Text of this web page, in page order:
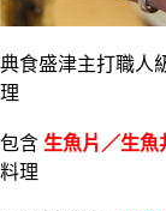
典食盛津主打職人
理
包含 生魚片／生
料理